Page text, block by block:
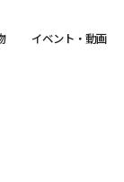
イベント・動画